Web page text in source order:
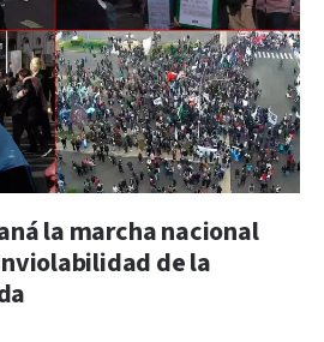
la marcha nacional
de la